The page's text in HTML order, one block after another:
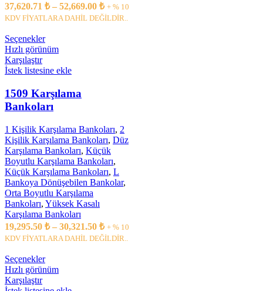
37,620.71 ₺ – 52,669.00 ₺ + % 10
KDV FİYATLARA DAHİL DEĞİLDİR..
Seçenekler
Hızlı görünüm
Karşılaştır
İstek listesine ekle
1509 Karşılama
Bankoları
1 Kişilik Karşılama Bankoları, 2
Kişilik Karşılama Bankoları, Düz
Karşılama Bankoları, Küçük
Boyutlu Karşılama Bankoları,
Küçük Karşılama Bankoları, L
Bankoya Dönüşebilen Bankolar,
Orta Boyutlu Karşılama
Bankoları, Yüksek Kasalı
Karşılama Bankoları
19,295.50 ₺ – 30,321.50 ₺ + % 10
KDV FİYATLARA DAHİL DEĞİLDİR..
Seçenekler
Hızlı görünüm
Karşılaştır